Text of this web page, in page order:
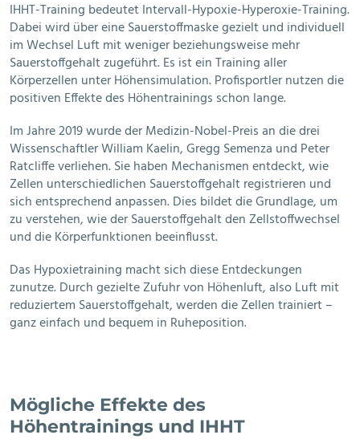
IHHT-Training bedeutet Intervall-Hypoxie-Hyperoxie-Training.
Dabei wird über eine Sauerstoffmaske gezielt und individuell
im Wechsel Luft mit weniger beziehungsweise mehr
Sauerstoffgehalt zugeführt. Es ist ein Training aller
Körperzellen unter Höhensimulation. Profisportler nutzen die
positiven Effekte des Höhentrainings schon lange.
Im Jahre 2019 wurde der Medizin-Nobel-Preis an die drei
Wissenschaftler William Kaelin, Gregg Semenza und Peter
Ratcliffe verliehen. Sie haben Mechanismen entdeckt, wie
Zellen unterschiedlichen Sauerstoffgehalt registrieren und
sich entsprechend anpassen. Dies bildet die Grundlage, um
zu verstehen, wie der Sauerstoffgehalt den Zellstoffwechsel
und die Körperfunktionen beeinflusst.
Das Hypoxietraining macht sich diese Entdeckungen
zunutze. Durch gezielte Zufuhr von Höhenluft, also Luft mit
reduziertem Sauerstoffgehalt, werden die Zellen trainiert –
ganz einfach und bequem in Ruheposition.
Mögliche Effekte des
Höhentrainings und IHHT